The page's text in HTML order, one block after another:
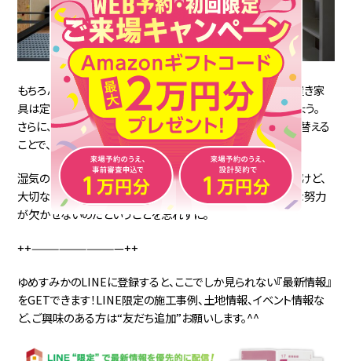
もちろん、すべてを造作家具にするのは難しいでしょうから、置き家
具は定期的に動かしてウラ側まで念入りに掃除してあげましょう。
さらに、朝夕の湿気の少ない時間帯に窓を開けて空気を入れ替える
ことで、カビの繁殖を防ぐことができますよ。
湿気の多い季節は、住まいのメンテナンスが大変ですよね。だけど、
大切な家をできるだけ長持ちさせるためには、こうした地道な努力
が欠かせないのだということを忘れずに。
++——————————++
ゆめすみかのLINEに登録すると、ここでしか見られない『最新情報』
をGETできます！LINE限定の施工事例、土地情報、イベント情報な
ど、ご興味のある方は“友だち追加”お願いします。^^